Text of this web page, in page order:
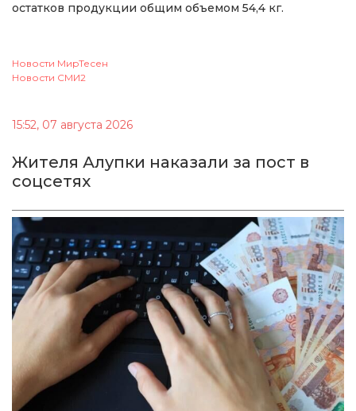
остатков продукции общим объемом 54,4 кг.
Новости МирТесен
Новости СМИ2
15:52, 07 августа 2026
Жителя Алупки наказали за пост в
соцсетях